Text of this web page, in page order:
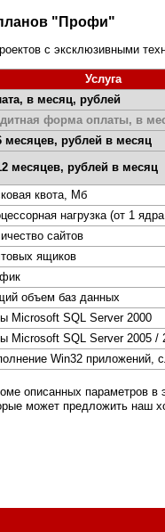
"Профи"
с эксклюзивными
Услуга
в месяц, рублей
форма оплаты, в
месяцев, рублей в месяц
месяцев, рублей в месяц
квота, Мб
нагрузка (от 1
сайтов
ящиков
объем баз данных
Microsoft SQL Server 2000
Microsoft SQL Server 2005 /
Win32 приложений,
описанных параметров в
может предложить наш